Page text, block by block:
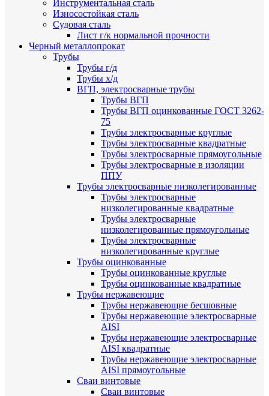
Инструментальная сталь
Износостойкая сталь
Судовая сталь
Лист г/к нормальной прочности
Черный металлопрокат
Трубы
Трубы г/д
Трубы х/д
ВГП, электросварные трубы
Трубы ВГП
Трубы ВГП оцинкованные ГОСТ 3262-
75
Трубы электросварные круглые
Трубы электросварные квадратные
Трубы электросварные прямоугольные
Трубы электросварные в изоляции
ППУ
Трубы электросварные низколегированные
Трубы электросварные
низколегированные квадратные
Трубы электросварные
низколегированные прямоугольные
Трубы электросварные
низколегированные круглые
Трубы оцинкованные
Трубы оцинкованные круглые
Трубы оцинкованные квадратные
Трубы нержавеющие
Трубы нержавеющие бесшовные
Трубы нержавеющие электросварные
AISI
Трубы нержавеющие электросварные
AISI квадратные
Трубы нержавеющие электросварные
AISI прямоугольные
Сваи винтовые
Сваи винтовые